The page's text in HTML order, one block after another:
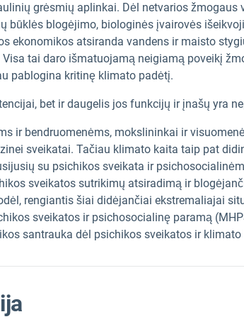
grėsmių aplinkai. Dėl netvarios žmogaus
būklės blogėjimo, biologinės įvairovės
ekonomikos atsiranda vandens ir maisto
tai daro išmatuojamą neigiamą poveikį
pablogina kritinę klimato padėtį.
bet ir daugelis jos funkcijų ir įnašų yra
ir bendruomenėms, mokslininkai ir
sveikatai. Tačiau klimato kaita taip pat
su psichikos sveikata ir
sveikatos sutrikimų atsiradimą ir
rengiantis šiai didėjančiai ekstremaliajai
sveikatos ir psichosocialinę paramą
santrauka dėl psichikos sveikatos ir